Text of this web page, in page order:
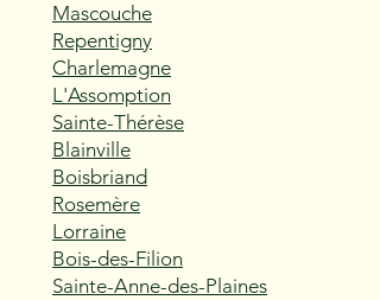
Mascouche
Repentigny
Charlemagne
L'Assomption
Sainte-Thérèse
Blainville
Boisbriand
Rosemère
Lorraine
Bois-des-Filion
Sainte-Anne-des-Plaines